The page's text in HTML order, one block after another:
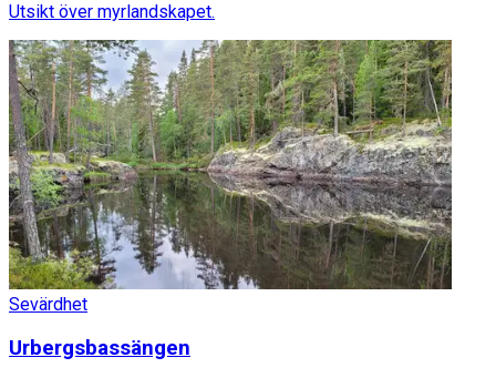
Utsikt över myrlandskapet.
Sevärdhet
Urbergsbassängen